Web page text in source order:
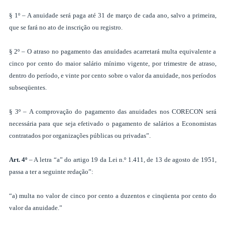
§ 1º – A anuidade será paga até 31 de março de cada ano, salvo a primeira,
que se fará no ato de inscrição ou registro.
§ 2º – O atraso no pagamento das anuidades acarretará multa equivalente a
cinco por cento do maior salário mínimo vigente, por trimestre de atraso,
dentro do período, e vinte por cento sobre o valor da anuidade, nos períodos
subseqüentes.
§ 3º – A comprovação do pagamento das anuidades nos CORECON será
necessária para que seja efetivado o pagamento de salários a Economistas
contratados por organizações públicas ou privadas”.
Art. 4º – A letra “a” do artigo 19 da Lei n.º 1.411, de 13 de agosto de 1951,
passa a ter a seguinte redação”:
“a) multa no valor de cinco por cento a duzentos e cinqüenta por cento do
valor da anuidade.”